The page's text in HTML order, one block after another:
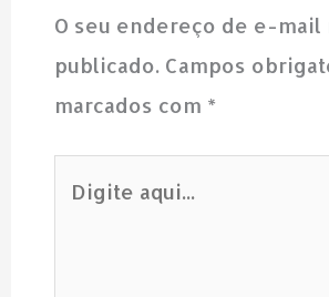
O seu endereço de e-mail
publicado. Campos
marcados com *